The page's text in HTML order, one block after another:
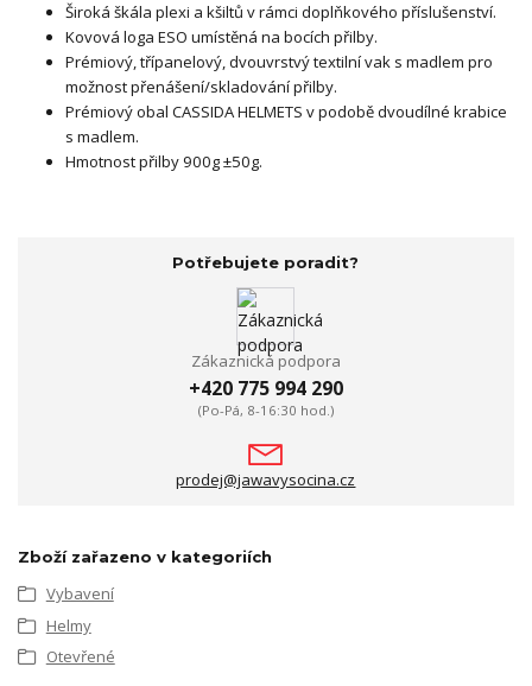
Široká škála plexi a kšiltů v rámci doplňkového příslušenství.
Kovová loga ESO umístěná na bocích přilby.
Prémiový, třípanelový, dvouvrstvý textilní vak s madlem pro
možnost přenášení/skladování přilby.
Prémiový obal CASSIDA HELMETS v podobě dvoudílné krabice
s madlem.
Hmotnost přilby 900g ±50g.
Potřebujete poradit?
Zákaznická podpora
+420 775 994 290
(Po-Pá, 8-16:30 hod.)
prodej@jawavysocina.cz
Zboží zařazeno v kategoriích
Vybavení
Helmy
Otevřené